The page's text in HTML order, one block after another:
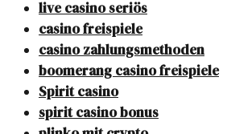
live casino seriös
casino freispiele
casino zahlungsmethoden
boomerang casino freispiele
Spirit casino
spirit casino bonus